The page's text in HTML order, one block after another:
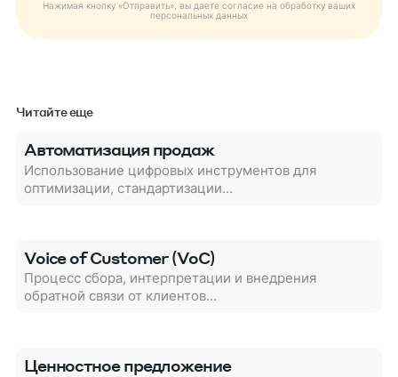
Нажимая кнопку «Отправить», вы даете согласие на обработку ваших
персональных данных
Читайте еще
Автоматизация продаж
Использование цифровых инструментов для
оптимизации, стандартизации...
Voice of Customer (VoC)
Процесс сбора, интерпретации и внедрения
обратной связи от клиентов...
Ценностное предложение